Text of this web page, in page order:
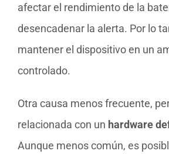
afectar el rendimiento de la
desencadenar la alerta. Por lo
mantener el dispositivo en un
controlado.
Otra causa menos frecuente,
relacionada con un hardware
Aunque menos común, es